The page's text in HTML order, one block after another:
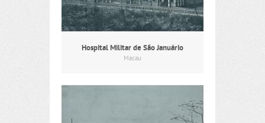
Hospital Militar de São Januário
Macau